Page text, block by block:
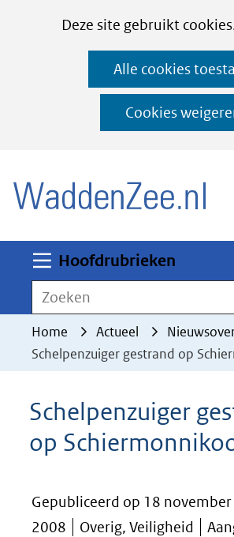
CookiesDeze site gebruikt
deze
worden
toegestaan
geweigerd.
Alle cookies
Cookies
Ga
naar
de
Hoofdrubrieken
Zoeken
Home Actueel
Schelpenzuiger gestrand op
Schelpenzuiger
op
Gepubliceerd op 18 november
2008
Overig, Veiligheid